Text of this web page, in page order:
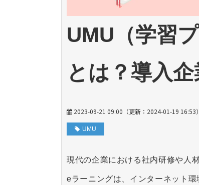
UMU（学習
とは？導入
2023-09-21 09:00 （更新： 2024-01-19 16:53）
UMU
現代の企業における社内研修や人
eラーニングは、インターネット